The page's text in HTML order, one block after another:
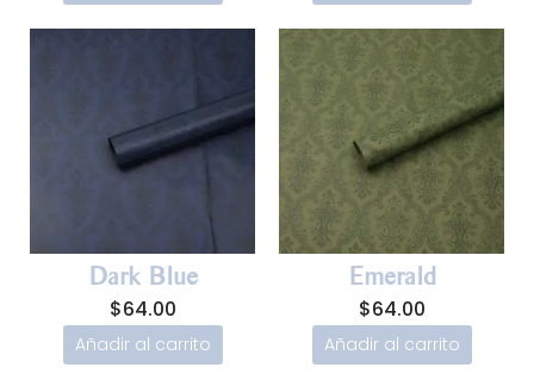
Dark Blue
$64.00
Añadir al carrito
Emerald
$64.00
Añadir al carrito